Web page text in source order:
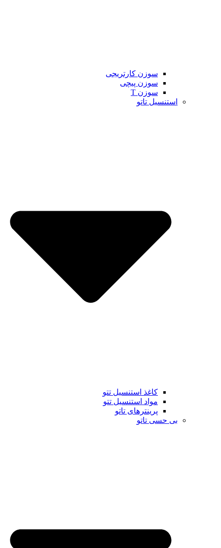
سوزن کارتریجی
سوزن پیچی
سوزن T
استنسیل تاتو
کاغذ استنسیل تتو
مواد استنسیل تتو
پرینترهای تاتو
بی حسی تاتو